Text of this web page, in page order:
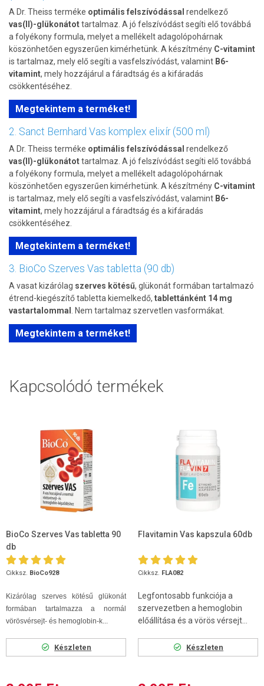
A Dr. Theiss terméke optimális felszívódással rendelkező
vas(II)-glükonátottartalmaz. A jó felszívódást segíti elő továbbá
a folyékony formula, melyet a mellékelt adagolópohárnak
köszönhetően egyszerűen kimérhetünk. A készítmény C-vitamint
is tartalmaz, mely elő segíti a vasfelszívódást, valamint B6-
vitamint, mely hozzájárul a fáradtság és a kifáradás
csökkentéséhez.
Megtekintem a terméket!
2. Sanct Bernhard Vas komplex elixír (500 ml)
A Dr. Theiss terméke optimális felszívódással rendelkező
vas(II)-glükonátottartalmaz. A jó felszívódást segíti elő továbbá
a folyékony formula, melyet a mellékelt adagolópohárnak
köszönhetően egyszerűen kimérhetünk. A készítmény C-vitamint
is tartalmaz, mely elő segíti a vasfelszívódást, valamint B6-
vitamint, mely hozzájárul a fáradtság és a kifáradás
csökkentéséhez.
Megtekintem a terméket!
3. BioCo Szerves Vas tabletta (90 db)
A vasat kizárólag szerves kötésű, glükonát formában tartalmazó
étrend-kiegészítő tabletta kiemelkedő, tablettánként 14 mg
vastartalommal
. Nem tartalmaz szervetlen vasformákat.
Megtekintem a terméket!
Kapcsolódó termékek
BioCo Szerves Vas tabletta 90
db
Cikksz. BioCo928
Kizárólag szerves kötésű glükonát
formában tartalmazza a normál
vörösvérsejt- és hemoglobin-k...
Készleten
Flavitamin Vas kapszula 60db
Cikksz. FLA082
Legfontosabb funkciója a
szervezetben a hemoglobin
előállítása és a vörös vérsejt...
Készleten